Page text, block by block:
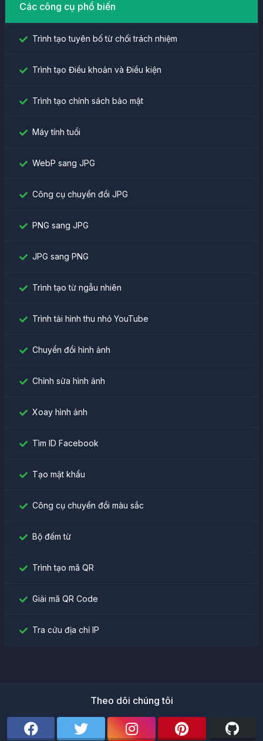
Các công cụ phổ biến
Trình tạo tuyên bố từ chối trách nhiệm
Trình tạo Điều khoản và Điều kiện
Trình tạo chính sách bảo mật
Máy tính tuổi
WebP sang JPG
Công cụ chuyển đổi JPG
PNG sang JPG
JPG sang PNG
Trình tạo từ ngẫu nhiên
Trình tải hình thu nhỏ YouTube
Chuyển đổi hình ảnh
Chỉnh sửa hình ảnh
Xoay hình ảnh
Tìm ID Facebook
Tạo mật khẩu
Công cụ chuyển đổi màu sắc
Bộ đếm từ
Trình tạo mã QR
Giải mã QR Code
Tra cứu địa chỉ IP
Theo dõi chúng tôi